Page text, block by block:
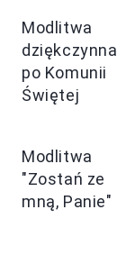
Modlitwa
dziękczynna
po Komunii
Świętej
Modlitwa
"Zostań ze
mną, Panie"